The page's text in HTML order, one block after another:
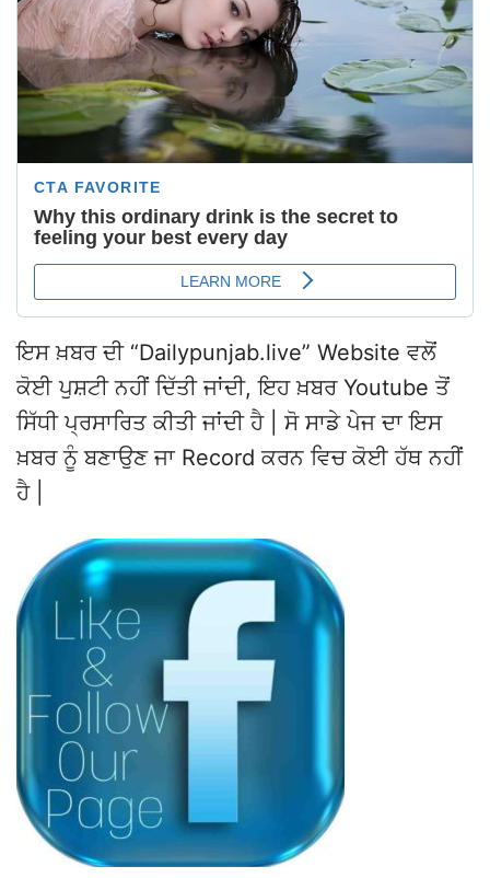
ਇਸ ਖ਼ਬਰ ਦੀ “Dailypunjab.live” Website ਵਲੋਂ
ਕੋਈ ਪੁਸ਼ਟੀ ਨਹੀਂ ਦਿੱਤੀ ਜਾਂਦੀ, ਇਹ ਖ਼ਬਰ Youtube ਤੋਂ
ਸਿੱਧੀ ਪ੍ਰਸਾਰਿਤ ਕੀਤੀ ਜਾਂਦੀ ਹੈ | ਸੋ ਸਾਡੇ ਪੇਜ ਦਾ ਇਸ
ਖ਼ਬਰ ਨੂੰ ਬਣਾਉਣ ਜਾ Record ਕਰਨ ਵਿਚ ਕੋਈ ਹੱਥ ਨਹੀਂ
ਹੈ |